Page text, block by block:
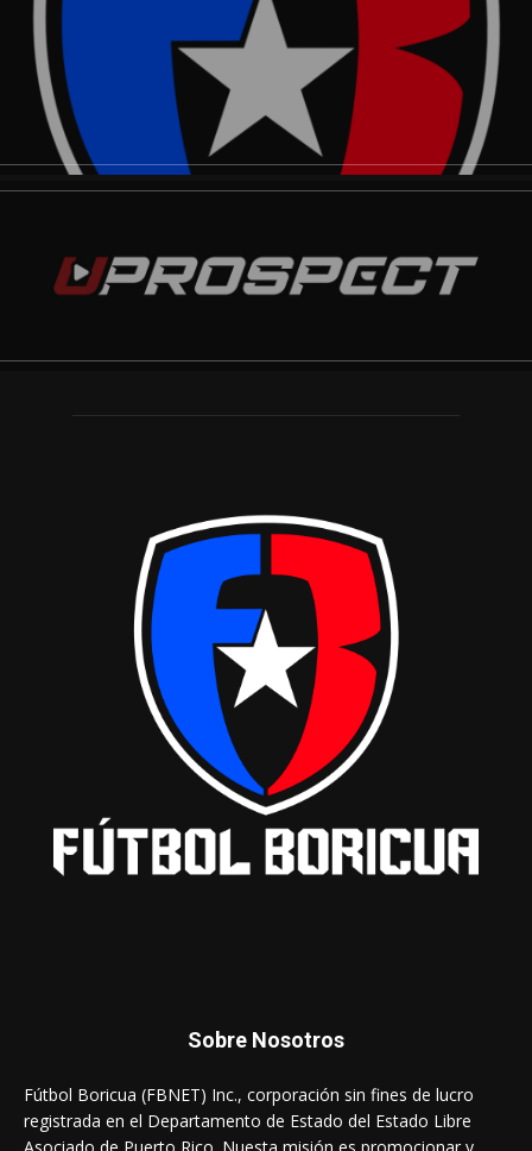
Sobre Nosotros
Fútbol Boricua (FBNET) Inc., corporación sin fines de lucro
registrada en el Departamento de Estado del Estado Libre